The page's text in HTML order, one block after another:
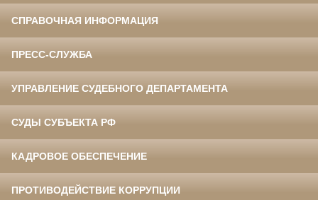
СПРАВОЧНАЯ ИНФОРМАЦИЯ
ПРЕСС-СЛУЖБА
УПРАВЛЕНИЕ СУДЕБНОГО ДЕПАРТАМЕНТА
СУДЫ СУБЪЕКТА РФ
КАДРОВОЕ ОБЕСПЕЧЕНИЕ
ПРОТИВОДЕЙСТВИЕ КОРРУПЦИИ